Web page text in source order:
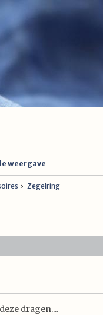
weergave
› Zegelring
dragen....